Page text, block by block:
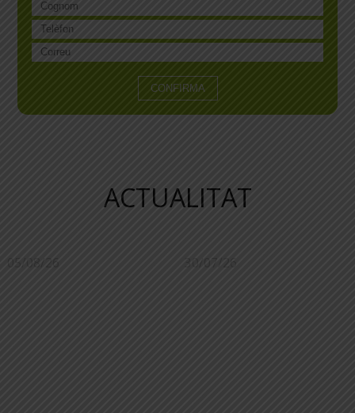
ACTUALITAT
05/08/26 30/07/26